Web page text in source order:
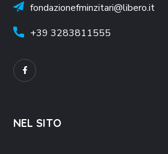
fondazionefminzitari@libero.it
+393283811555
NEL SITO